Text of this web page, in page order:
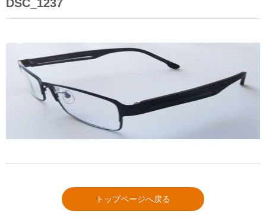
DSC_1237
トップページへ戻る